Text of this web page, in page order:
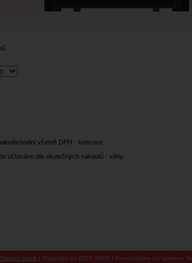
včetně DPH - koncové.
účtováno dle skutečných nákladů - váhy.
Osobní údaje | Copyright (c) 2010 JOKR | Provozováno na systému